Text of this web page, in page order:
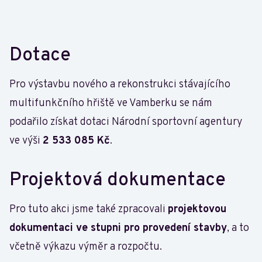
Dotace
Pro výstavbu nového a rekonstrukci stávajícího
multifunkčního hřiště ve Vamberku se nám
podařilo získat dotaci Národní sportovní agentury
ve výši 2 533 085 Kč.
Projektová dokumentace
Pro tuto akci jsme také zpracovali projektovou
dokumentaci ve stupni pro provedení stavby, a to
včetně výkazu výměr a rozpočtu.